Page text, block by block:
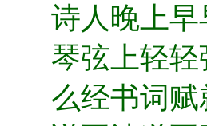
诗人晚上
琴弦上轻
么经书词